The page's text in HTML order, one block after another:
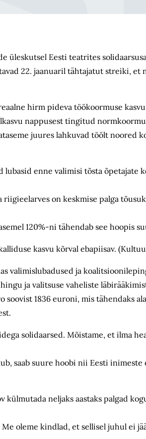
Eesti teatrites
22. jaanuaril tähtajatut streiki, et
hirm pideva töökoormuse
nappusest tingitud
juures lahkuvad töölt noored
enne valimisi tõsta õpetajate
on keskmise palga
120%-ni tähendab see hoopis
kasvu kõrval ebapiisav.
valimislubadused ja
ja valitsuse vaheliste
soovist 1836 euroni, mis tähendaks
solidaarsed. Mõistame, et ilma
saab suure hoobi nii Eesti
külmutada neljaks aastaks palgad
oleme kindlad, et sellisel juhul ei